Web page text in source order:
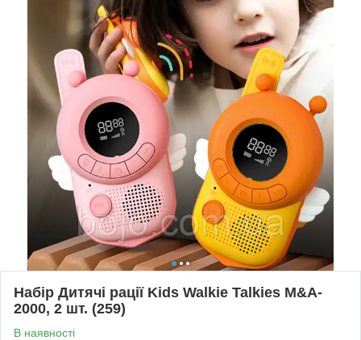
Набір Дитячі рації Kids Walkie Talkies M&A-
2000, 2 шт. (259)
В наявності